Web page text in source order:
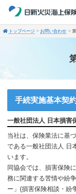
トップページ お問い合わせ
手続実施基本契
一般社団法人 日本損害
当社は、保険業法に基
である一般社団法人 日
います。
同協会では、損害保険
務に関連する苦情や紛
ー」(損害保険相談・紛